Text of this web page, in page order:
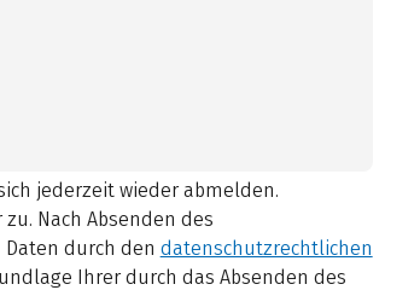
jederzeit wieder abmelden.
Nach Absenden des
durch den datenschutzrechtlichen
Ihrer durch das Absenden des